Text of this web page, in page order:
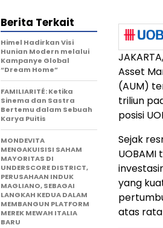
Asset
(AUM)
triliun
posisi
Sejak
yang
atas
Berita Terkait
Himel Hadirkan Visi
Hunian Modern melalui
Kampanye Global
“Dream Home”
FAMILIARITÉ: Ketika
Sinema dan Sastra
Bertemu dalam Sebuah
Karya Puitis
MONDEVITA
MENGAKUISISI SAHAM
MAYORITAS DI
UNDERSCORE DISTRICT,
PERUSAHAAN INDUK
MAGLIANO, SEBAGAI
LANGKAH KEDUA DALAM
MEMBANGUN PLATFORM
MEREK MEWAH ITALIA
BARU